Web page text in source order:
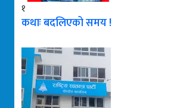
१
कथाः बदलिएको समय !